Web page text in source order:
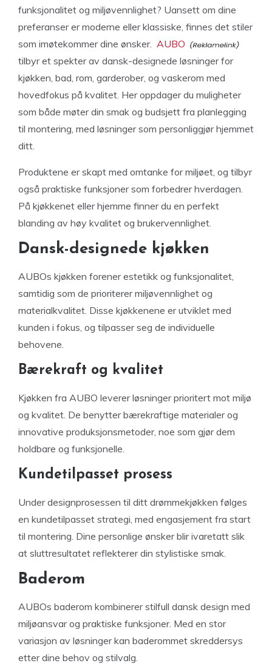
funksjonalitet og miljøvennlighet? Uansett om dine
preferanser er moderne eller klassiske, finnes det stiler
som imøtekommer dine ønsker. AUBO
tilbyr et spekter av dansk-designede løsninger for
kjøkken, bad, rom, garderober, og vaskerom med
hovedfokus på kvalitet. Her oppdager du muligheter
som både møter din smak og budsjett fra planlegging
til montering, med løsninger som personliggjør hjemmet
ditt.
Produktene er skapt med omtanke for miljøet, og tilbyr
også praktiske funksjoner som forbedrer hverdagen.
På kjøkkenet eller hjemme finner du en perfekt
blanding av høy kvalitet og brukervennlighet.
Dansk-designede kjøkken
AUBOs kjøkken forener estetikk og funksjonalitet,
samtidig som de prioriterer miljøvennlighet og
materialkvalitet. Disse kjøkkenene er utviklet med
kunden i fokus, og tilpasser seg de individuelle
behovene.
Bærekraft og kvalitet
Kjøkken fra AUBO leverer løsninger prioritert mot miljø
og kvalitet. De benytter bærekraftige materialer og
innovative produksjonsmetoder, noe som gjør dem
holdbare og funksjonelle.
Kundetilpasset prosess
Under designprosessen til ditt drømmekjøkken følges
en kundetilpasset strategi, med engasjement fra start
til montering. Dine personlige ønsker blir ivaretatt slik
at sluttresultatet reflekterer din stylistiske smak.
Baderom
AUBOs baderom kombinerer stilfull dansk design med
miljøansvar og praktiske funksjoner. Med en stor
variasjon av løsninger kan baderommet skreddersys
etter dine behov og stilvalg.